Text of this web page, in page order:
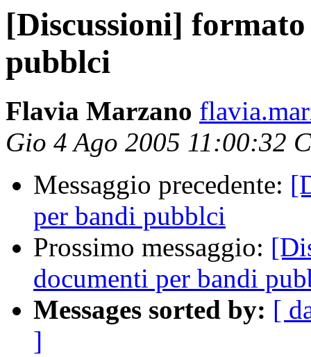
[Discussioni]
pubblci
Flavia Marzano
Gio 4 Ago 2005 11:00:32
Messaggio precedente:
per bandi pubblci
Prossimo messaggio:
documenti per bandi
Messages sorted by: [
]